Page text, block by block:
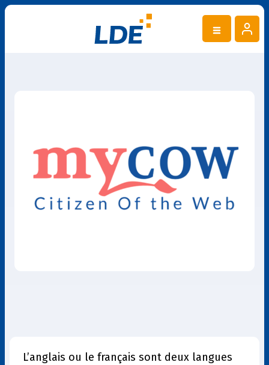
L’anglais ou le français sont deux langues